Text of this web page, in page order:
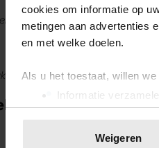
cookies om informatie op
metingen aan advertenties
en met welke doelen.
Als u het toestaat, willen we
Informatie
Uw apparaat
Weigeren
beschikbaar via deze website.
Lees ook:7
op social media!